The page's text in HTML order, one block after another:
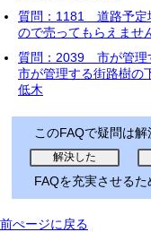
質問：1181 道路予定
ので売ってもらえませ
質問：2039 市が管理
市が管理する街路樹の
低木
このFAQで疑問は
FAQを充実させるた
前ぺージに戻る